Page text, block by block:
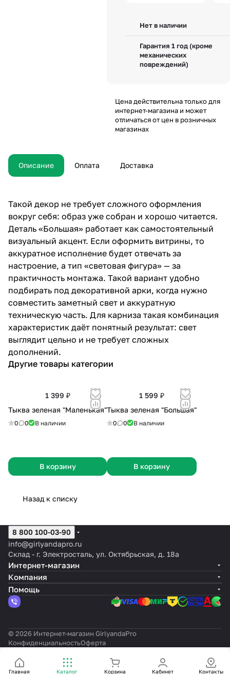
Нет в наличии
Гарантия 1 год (кроме
механических
повреждений)
Цена действительна только для
интернет-магазина и может
отличаться от цен в розничных
магазинах
Описание Оплата Доставка
Такой декор не требует сложного оформления
вокруг себя: образ уже собран и хорошо читается.
Деталь «Большая» работает как самостоятельный
визуальный акцент. Если оформить витрины, то
аккуратное исполнение будет отвечать за
настроение, а тип «световая фигура» — за
практичность монтажа. Такой вариант удобно
подбирать под декоративной арки, когда нужно
совместить заметный свет и аккуратную
техническую часть. Для карниза такая комбинация
характеристик даёт понятный результат: свет
выглядит цельно и не требует сложных
дополнений.
Другие товары категории
1 399 ₽
Тыква зеленая "Маленькая"
0 0 В наличии
В корзину
1 599 ₽
Тыква зеленая "Большая"
0 0 В наличии
В корзину
Назад к списку
Главная Каталог Корзина Кабинет Контакты
8 800 100-03-90
info@girlyandapro.ru
Склад - г. Электросталь, ул. Октябрьская, д. 18а
Интернет-магазин
Компания
Помощь
© 2026 Интернет-магазин GirlyandaPro
КонфиденциальностьОферта